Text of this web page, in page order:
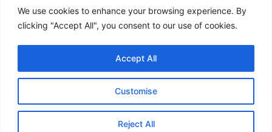
We use cookies to enhance your browsing experience. By
clicking "Accept All", you consent to our use of cookies.
Customise
Reject All
Accept All
Fotos:
Michael Mesick, inn Panke,
Quelle 29.07.2025:
https://www.e-recht24.de/impressum-generator.html